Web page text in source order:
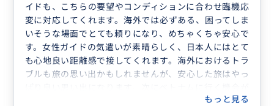
イドも、こちらの要望やコンディションに合わせ臨機応
変に対応してくれます。海外では必ずある、困ってしま
いそうな場面でとても頼りになり、めちゃくちゃ安心で
す。女性ガイドの気遣いが素晴らしく、日本人にはとて
も心地良い距離感で接してくれます。海外におけるトラ
ブルも旅の思い出かもしれませんが、安心した旅はやっ
もっと見る